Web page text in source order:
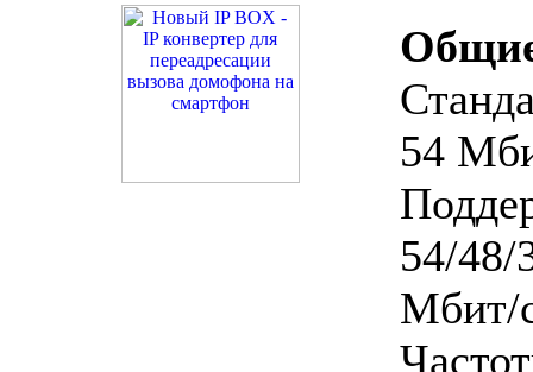
54
54/48/
Мбит/